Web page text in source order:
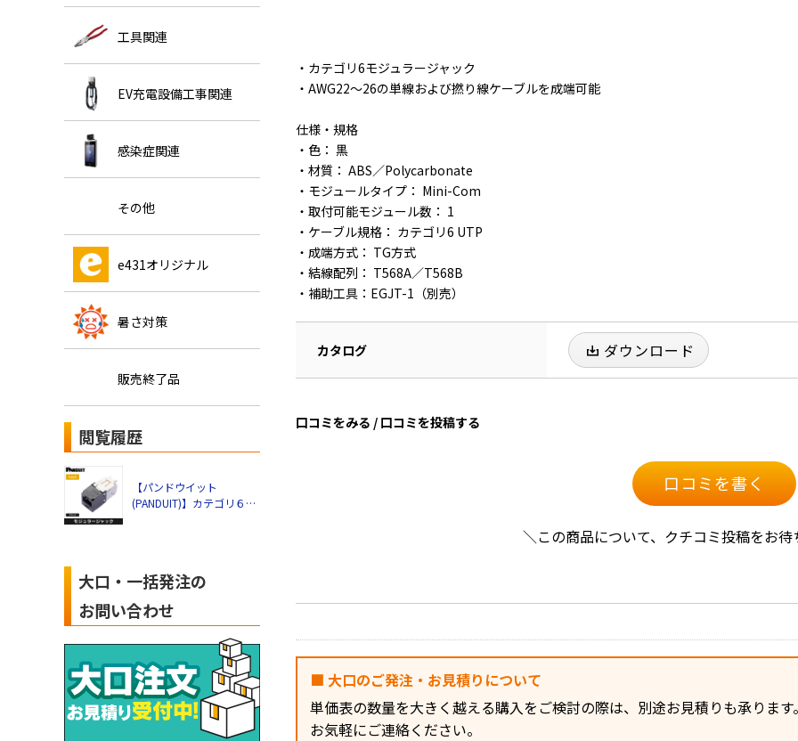
工具関連
EV充電設備工事関連
感染症関連
その他
e431オリジナル
暑さ対策
販売終了品
閲覧履歴
【パンドウイット
(PANDUIT)】カテゴリ６モ
大口・一括発注の
お問い合わせ
・カテゴリ6モジュラージャック
・AWG22～26の単線および撚り線ケーブルを成端可能
仕様・規格
・色： 黒
・材質： ABS／Polycarbonate
・モジュールタイプ： Mini-Com
・取付可能モジュール数： 1
・ケーブル規格： カテゴリ6 UTP
・成端方式： TG方式
・結線配列： T568A／T568B
・補助工具：EGJT-1（別売）
カタログ ダウンロード
口コミをみる / 口コミを投稿する
口コミを書く
＼この商品について、クチコミ投稿をお
■ 大口のご発注・お見積りについて
単価表の数量を大きく越える購入をご検討の際は、別途お見積りも承ります。
お気軽にご連絡ください。